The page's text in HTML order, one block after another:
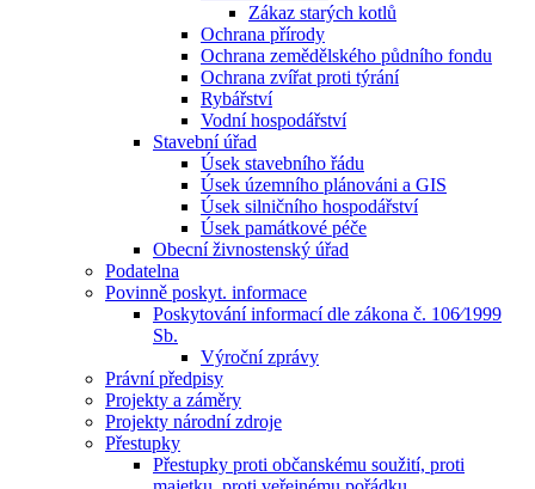
Zákaz starých kotlů
Ochrana přírody
Ochrana zemědělského půdního fondu
Ochrana zvířat proti týrání
Rybářství
Vodní hospodářství
Stavební úřad
Úsek stavebního řádu
Úsek územního plánováni a GIS
Úsek silničního hospodářství
Úsek památkové péče
Obecní živnostenský úřad
Podatelna
Povinně poskyt. informace
Poskytování informací dle zákona č. 106⁄1999
Sb.
Výroční zprávy
Právní předpisy
Projekty a záměry
Projekty národní zdroje
Přestupky
Přestupky proti občanskému soužití, proti